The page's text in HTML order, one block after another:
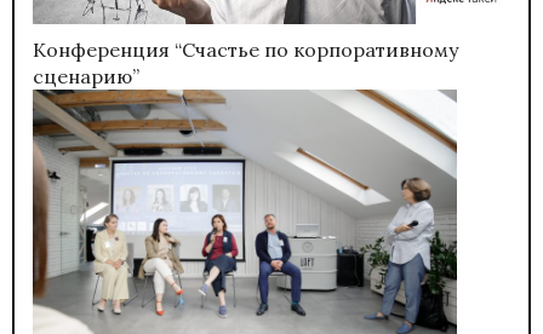
Конференция “Счастье по корпоративному
сценарию”